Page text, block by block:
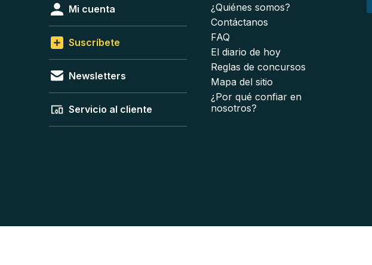
Mi cuenta
Suscríbete
Newsletters
Servicio al cliente
¿Quiénes somos?
Contáctanos
FAQ
El diario de hoy
Reglas de concursos
Mapa del sitio
¿Por qué confiar en
nosotros?